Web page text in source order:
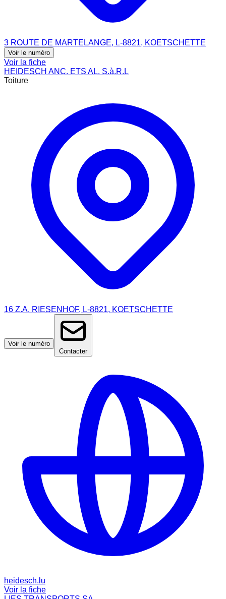
3 ROUTE DE MARTELANGE, L-8821, KOETSCHETTE
Voir le numéro
Voir la fiche
HEIDESCH ANC. ETS AL. S.à.R.L
Toiture
16 Z.A. RIESENHOF, L-8821, KOETSCHETTE
Voir le numéro
Contacter
heidesch.lu
Voir la fiche